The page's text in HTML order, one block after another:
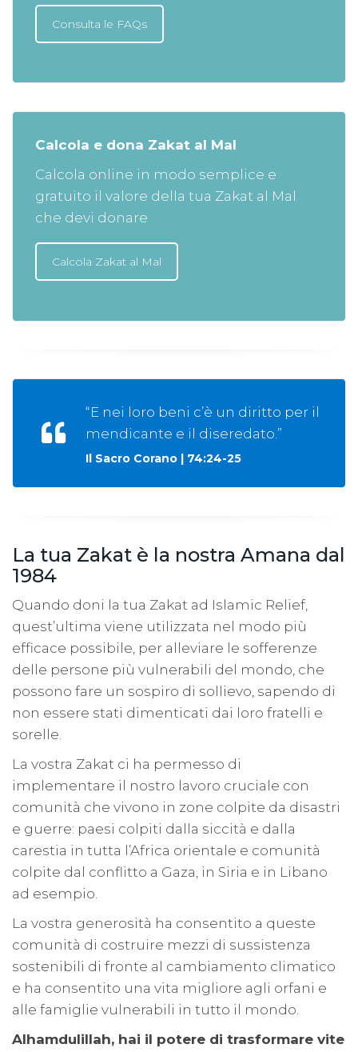
Consulta le FAQs
Calcola e dona Zakat al Mal
Calcola online in modo semplice e
gratuito il valore della tua Zakat al Mal
che devi donare
Calcola Zakat al Mal
“E nei loro beni c’è un diritto per il
mendicante e il diseredato.”
Il Sacro Corano | 74:24-25
La tua Zakat è la nostra Amana dal
1984
Quando doni la tua Zakat ad Islamic Relief,
quest’ultima viene utilizzata nel modo più
efficace possibile, per alleviare le sofferenze
delle persone più vulnerabili del mondo, che
possono fare un sospiro di sollievo, sapendo di
non essere stati dimenticati dai loro fratelli e
sorelle.
La vostra Zakat ci ha permesso di
implementare il nostro lavoro cruciale con
comunità che vivono in zone colpite da disastri
e guerre: paesi colpiti dalla siccità e dalla
carestia in tutta l’Africa orientale e comunità
colpite dal conflitto a Gaza, in Siria e in Libano
ad esempio.
La vostra generosità ha consentito a queste
comunità di costruire mezzi di sussistenza
sostenibili di fronte al cambiamento climatico
e ha consentito una vita migliore agli orfani e
alle famiglie vulnerabili in tutto il mondo.
Alhamdulillah, hai il potere di trasformare vite